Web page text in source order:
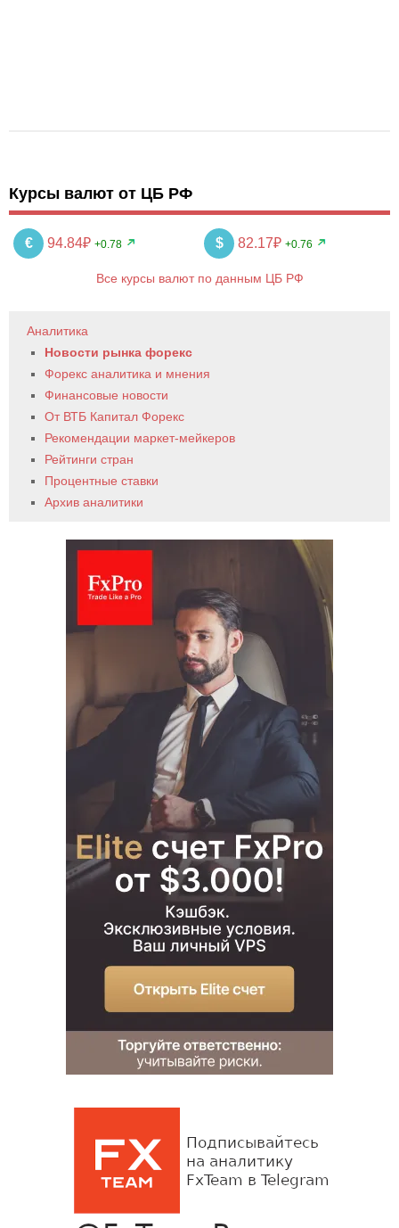
Курсы валют от ЦБ РФ
€ 94.84₽ +0.78 $ 82.17₽ +0.76
Все курсы валют по данным ЦБ РФ
Аналитика
Новости рынка форекс
Форекс аналитика и мнения
Финансовые новости
От ВТБ Капитал Форекс
Рекомендации маркет-мейкеров
Рейтинги стран
Процентные ставки
Архив аналитики